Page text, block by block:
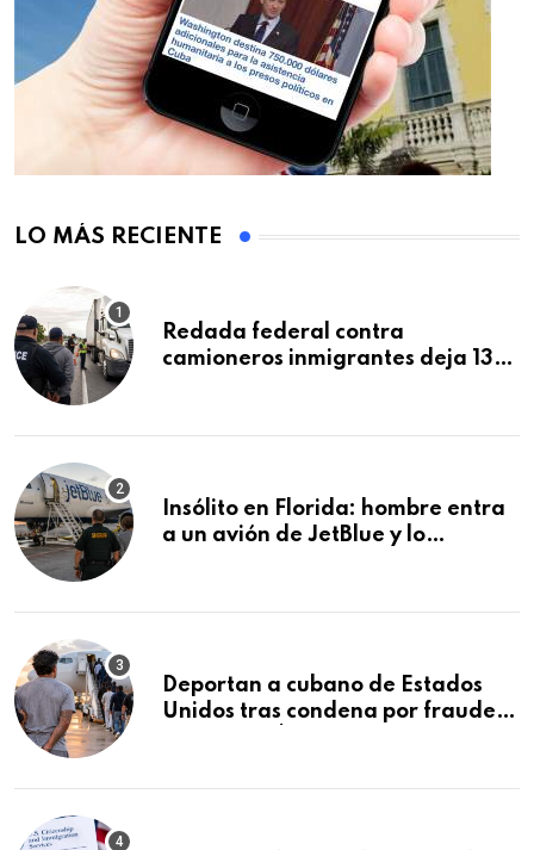
LO MÁS RECIENTE
Redada federal contra
camioneros inmigrantes deja 137
Insólito en Florida: hombre entra
a un avión de JetBlue y lo
Deportan a cubano de Estados
Unidos tras condena por fraude